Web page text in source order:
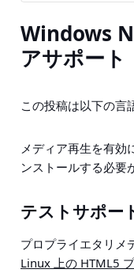
Windows
アサポート
この投稿は以下の言
メディア再生を有効
ンストールする必要
テストサポー
プロプライエタリメ
Linux 上の HTML5